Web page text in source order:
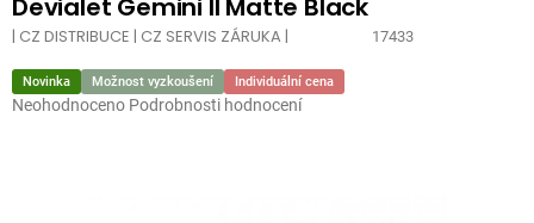
Devialet Gemini II Matte Black
| CZ DISTRIBUCE | CZ SERVIS ZÁRUKA | 17433
Novinka Možnost vyzkoušení Individuální cena
Průměrné
Neohodnoceno Podrobnosti hodnocení